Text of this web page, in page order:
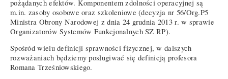
pożądanych efektów. Komponentem zdolności operacyjnej są
m.in. zasoby osobowe oraz szkoleniowe (decyzja nr 56/Org.P5
Ministra Obrony Narodowej z dnia 24 grudnia 2013 r. w sprawie
Organizatorów Systemów Funkcjonalnych SZ RP).
Spośród wielu definicji sprawności fizycznej, w dalszych
rozważaniach będziemy posługiwać się definicją profesora
Romana Trześniowskiego.